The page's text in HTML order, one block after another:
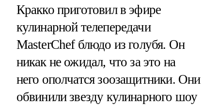
Кракко приготовил в эфире
кулинарной телепередачи
MasterСhef блюдо из голубя. Он
никак не ожидал, что за это на
него ополчатся зоозащитники. Они
обвинили звезду кулинарного шоу